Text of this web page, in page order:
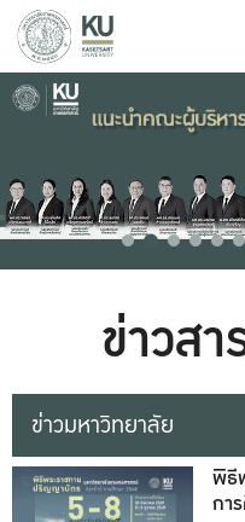
ข่าวส
ข่าวมหาวิทยาลัย
พิธี
กา